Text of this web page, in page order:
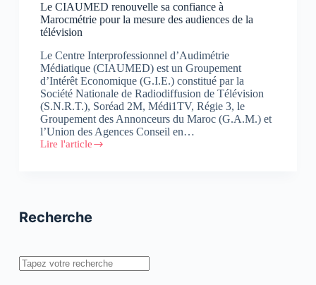
Le CIAUMED renouvelle sa confiance à
Marocmétrie pour la mesure des audiences de la
télévision
Le Centre Interprofessionnel d’Audimétrie
Médiatique (CIAUMED) est un Groupement
d’Intérêt Economique (G.I.E.) constitué par la
Société Nationale de Radiodiffusion de Télévision
(S.N.R.T.), Soréad 2M, Médi1TV, Régie 3, le
Groupement des Annonceurs du Maroc (G.A.M.) et
l’Union des Agences Conseil en…
Lire l'article
Le
Marocmétrie
mesure
des
Recherche
Rechercher